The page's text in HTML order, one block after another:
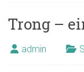
Trong –
admin